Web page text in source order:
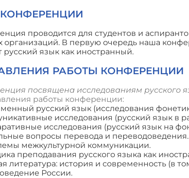
проводится для студентов и
организаций. В первую очередь наша
русский язык как иностранный.
РАБОТЫ КОНФЕРЕНЦИИ
посвящена исследованиям русского
работы конференции:
русский язык (исследования
исследования (русский язык в
исследования (русский язык на
вопросы перевода и переводоведения.
межкультурной коммуникации.
преподавания русского языка как
литература: история и современность (в
России.